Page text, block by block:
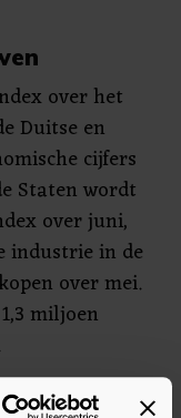
over het
Duitse en
cijfers
Staten wordt
over juni,
industrie in de
over mei.
miljoen
week. De